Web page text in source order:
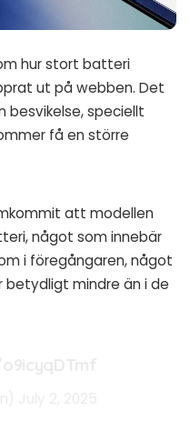
hur stort batteri
ut på webben. Det
besvikelse, speciellt
få en större
att modellen
något som innebär
i föregångaren, något
betydligt mindre än i de